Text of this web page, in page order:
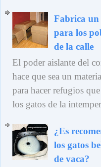
Fabrica un
para los
de la calle
El poder aislante del
hace que sea un
para hacer refugios
los gatos de la
¿Es
los gatos
de vaca?